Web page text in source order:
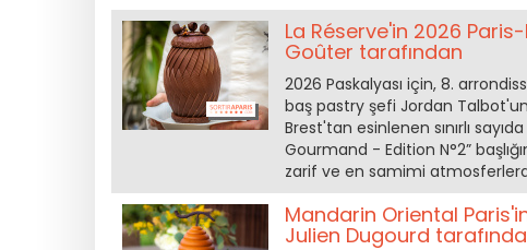
La Réserve'in 2026
Goûter tarafından
2026 Paskalyası için, 8.
baş pastry şefi Jordan Talbot'un
Brest'tan esinlenen sınırlı
Gourmand - Edition N°2”
zarif ve en samimi
Mandarin Oriental
Julien Dugourd